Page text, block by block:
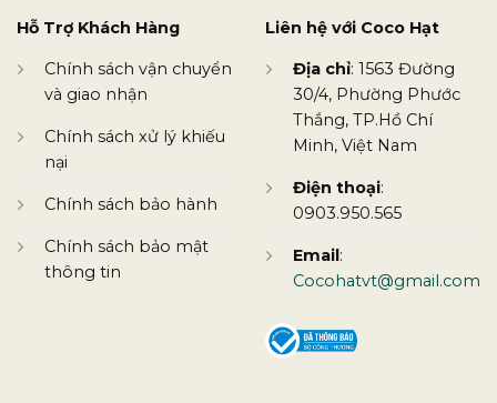
Hỗ Trợ Khách Hàng
Chính sách vận chuyển
và giao nhận
Chính sách xử lý khiếu
nại
Chính sách bảo hành
Chính sách bảo mật
thông tin
Liên hệ với Coco Hạt
Địa chỉ: 1563 Đường
30/4, Phường Phước
Thắng, TP.Hồ Chí
Minh, Việt Nam
Điện thoại:
0903.950.565
Email:
Cocohatvt@gmail.com